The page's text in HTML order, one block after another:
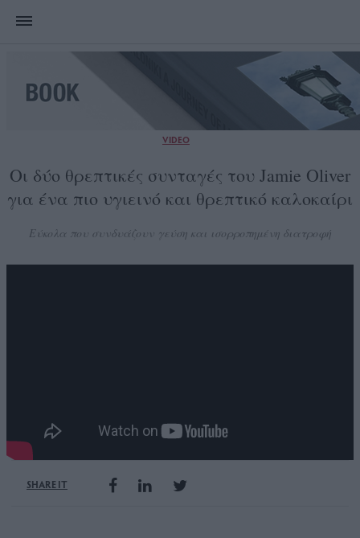
VIDEO
Οι δύο θρεπτικές συνταγές του Jamie Oliver
για ένα πιο υγιεινό και θρεπτικό καλοκαίρι
Εύκολα που συνδυάζουν γεύση και ισορροπημένη διατροφή
SHARE IT